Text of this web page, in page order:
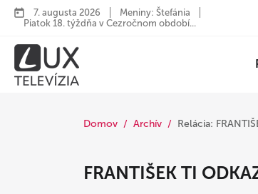
7. augusta 2026
Meniny: Štefánia
Piatok 18. týždňa v Cezročnom období...
Domov Archív Relácia:
FRANTIŠEK TI